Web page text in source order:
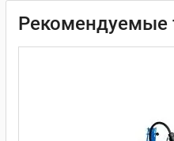
Рекомендуемые